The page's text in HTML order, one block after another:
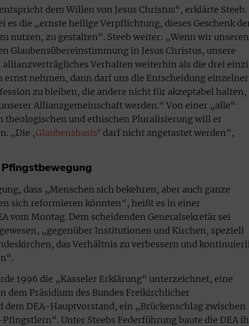
dem Willen von Jesus Christus“, erklärte Steeb.
es die „ernste heilige Verpflichtung, dieses Geschenk
nutzen, zu gestalten“. Steeb weiter: „Wenn wir unseren
Glaubensübereinstimmung in Jesus Christus, unsere
allianzverträgliches Verhalten weiterhin als die drei
nehmen, dann darf uns die Entscheidung einzelner
zu bleiben, die andere nicht für akzeptabel halten,
Allianzgemeinschaft werden.“ Von einer „alle“
theologischen und ethischen Pluralisierung will er
„Die ‚Glaubensbasis‘ darf nicht angetastet werden“,
dass „Menschen sich bekehren, aber auch ganze
sich reformieren könnten“, heißt es in einer
vom Montag. Dem scheidenden Generalsekretär sei
„gegenüber Institutionen und Kirchen, speziell
das Verhältnis zu verbessern und
1996 die „Kasseler Erklärung“ unterzeichnet, eine
dem Präsidium des Bundes Freikirchlicher
dem DEA-Hauptvorstand, ein „Brückenschlag zwischen
Unter Steebs Federführung baute die DEA